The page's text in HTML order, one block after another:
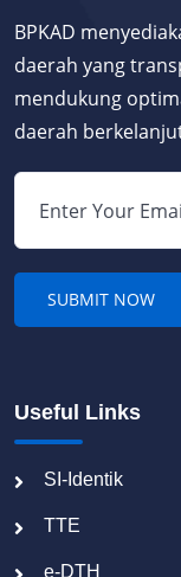
BPKAD
daerah yang
mendukung
daerah
Useful Links
SI-Identik
TTE
e-DTH